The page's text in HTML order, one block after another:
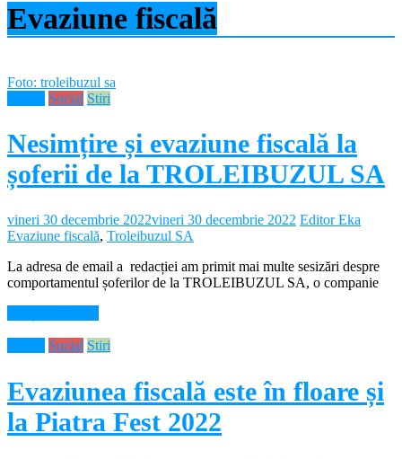
Evaziune fiscală
Foto: troleibuzul sa
Social Stiri
Nesimțire și evaziune fiscală la
șoferii de la TROLEIBUZUL SA
vineri 30 decembrie 2022vineri 30 decembrie 2022 Editor Eka
Evaziune fiscală, Troleibuzul SA
La adresa de email a redacției am primit mai multe sesizări despre
comportamentul șoferilor de la TROLEIBUZUL SA, o companie
Social Stiri
Evaziunea fiscală este în floare și
la Piatra Fest 2022